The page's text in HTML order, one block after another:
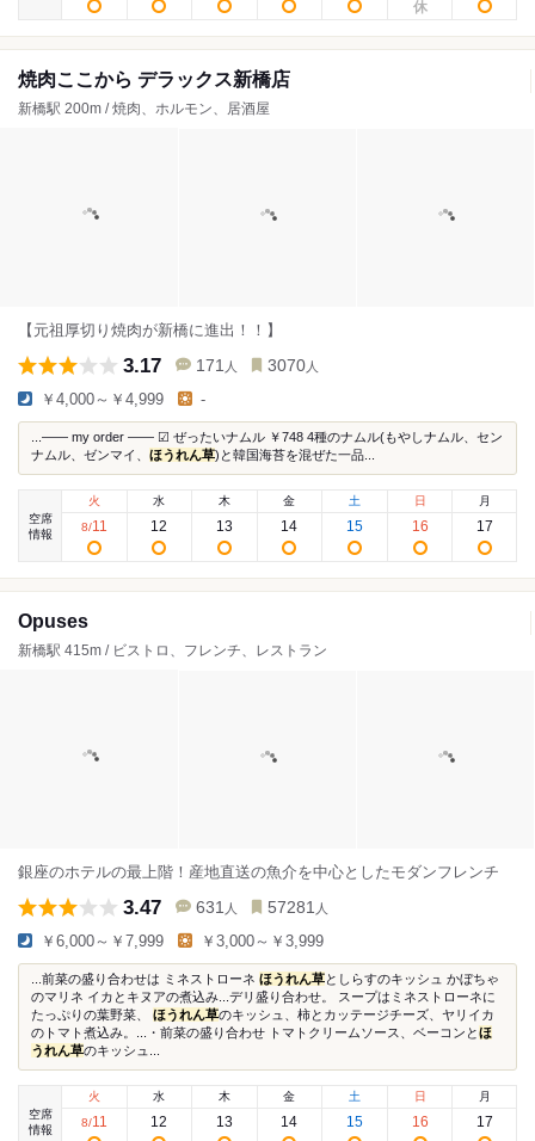
焼肉ここから デラックス新橋店
新橋駅 200m / 焼肉、ホルモン、居酒屋
【元祖厚切り焼肉が新橋に進出！！】
3.17 171 人 3070 人
￥4,000～￥4,999 -
...—— my order —— ☑︎ ぜったいナムル ￥748 4種のナムル(もやしナムル、セン
ナムル、ゼンマイ、 ほうれん草)と韓国海苔を混ぜた一品...
空席
情報
火
8/11
水
12
木
13
金
14
土
15
日
16
月
17
Opuses
新橋駅 415m / ビストロ、フレンチ、レストラン
銀座のホテルの最上階！産地直送の魚介を中心としたモダンフレンチ
3.47 631 人 57281 人
￥6,000～￥7,999 ￥3,000～￥3,999
...前菜の盛り合わせは ミネストローネ ほうれん草としらすのキッシュ かぼちゃ
のマリネ イカとキヌアの煮込み...デリ盛り合わせ。 スープはミネストローネに
たっぷりの葉野菜、 ほうれん草のキッシュ、柿とカッテージチーズ、ヤリイカ
のトマト煮込み。...・前菜の盛り合わせ トマトクリームソース、ベーコンとほ
うれん草のキッシュ...
空席
情報
火
8/11
水
12
木
13
金
14
土
15
日
16
月
17